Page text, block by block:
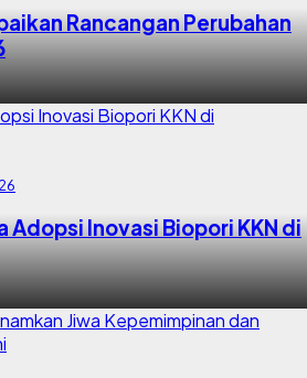
Rancangan Perubahan
Adopsi Inovasi Biopori KKN di